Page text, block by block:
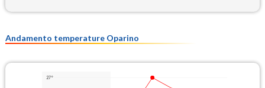
Andamento temperature Oparino
27°